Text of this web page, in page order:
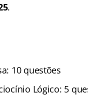
.
10 questões
Lógico: 5